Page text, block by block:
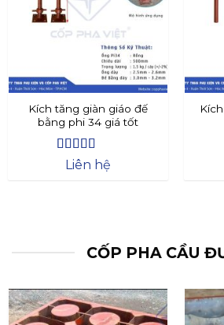
Kích tăng giàn giáo đế
bằng phi 34 giá tốt
Được xếp
5
Liên hệ
CỐP PHA CẦU